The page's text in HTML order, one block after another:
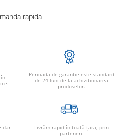
rapida
în
Perioada de garantie este standard
de 24 luni de la achizitionarea
produselor.
dar
Livrăm rapid în toată țara, prin
parteneri.